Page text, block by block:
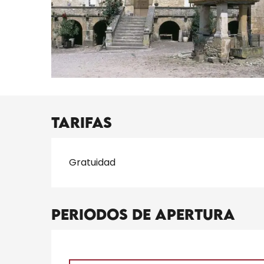
Tarifas
Tarifas 2026
Gratuidad
Periodos de apertura